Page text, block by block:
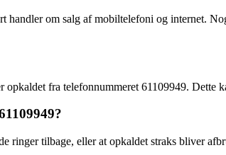
handler om salg af mobiltelefoni og internet.
fra telefonnummeret 61109949.
ringer tilbage, eller at opkaldet straks bliver